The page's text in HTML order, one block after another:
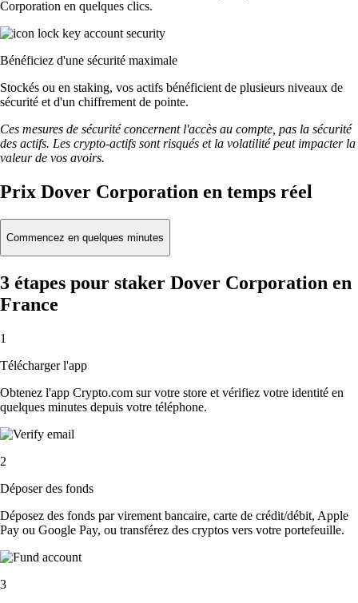
Corporation en quelques clics.
Bénéficiez d'une sécurité maximale
Stockés ou en staking, vos actifs bénéficient de plusieurs niveaux de
sécurité et d'un chiffrement de pointe.
Ces mesures de sécurité concernent l'accès au compte, pas la sécurité
des actifs. Les crypto-actifs sont risqués et la volatilité peut impacter la
valeur de vos avoirs.
Prix Dover Corporation en temps réel
Commencez en quelques minutes
3 étapes pour staker Dover Corporation en
France
1
Télécharger l'app
Obtenez l'app Crypto.com sur votre store et vérifiez votre identité en
quelques minutes depuis votre téléphone.
2
Déposer des fonds
Déposez des fonds par virement bancaire, carte de crédit/débit, Apple
Pay ou Google Pay, ou transférez des cryptos vers votre portefeuille.
3